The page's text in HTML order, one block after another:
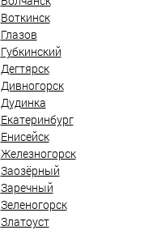
Воткинск
Глазов
Губкинский
Дегтярск
Дивногорск
Дудинка
Екатеринбург
Енисейск
Железногорск
Заозёрный
Заречный
Зеленогорск
Златоуст